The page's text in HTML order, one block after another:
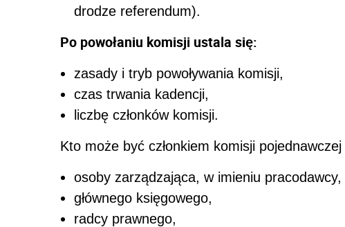
drodze referendum).
Po powołaniu komisji ustala się:
zasady i tryb powoływania komisji,
czas trwania kadencji,
liczbę członków komisji.
Kto może być członkiem komisji
osoby zarządzająca, w imieniu pracodawcy,
głównego księgowego,
radcy prawnego,